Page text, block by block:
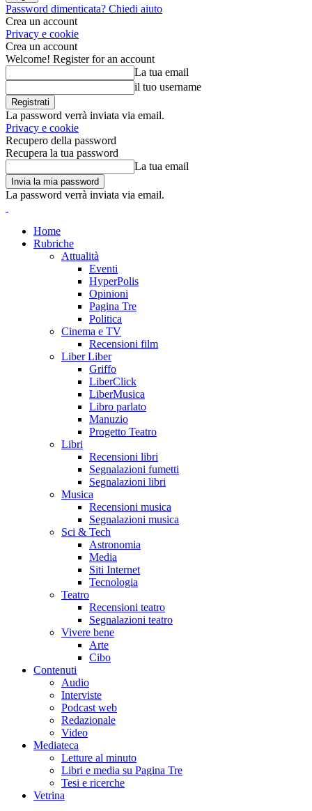
Password dimenticata? Chiedi aiuto
Crea un account
Privacy e cookie
Crea un account
Welcome! Register for an account
La tua email
il tuo username
La password verrà inviata via email.
Privacy e cookie
Recupero della password
Recupera la tua password
La tua email
La password verrà inviata via email.
Home
Rubriche
Attualità
Eventi
HyperPolis
Opinioni
Pagina Tre
Politica
Cinema e TV
Recensioni film
Liber Liber
Griffo
LiberClick
LiberMusica
Libro parlato
Manuzio
Progetto Teatro
Libri
Recensioni libri
Segnalazioni fumetti
Segnalazioni libri
Musica
Recensioni musica
Segnalazioni musica
Sci & Tech
Astronomia
Media
Siti Internet
Tecnologia
Teatro
Recensioni teatro
Segnalazioni teatro
Vivere bene
Arte
Cibo
Contenuti
Audio
Interviste
Podcast web
Redazionale
Video
Mediateca
Letture al minuto
Libri e media su Pagina Tre
Tesi e ricerche
Vetrina